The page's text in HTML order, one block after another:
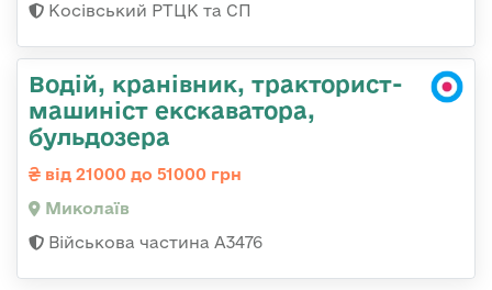
Косівський РТЦК та СП
Водій, кранівник, тракторист-
машиніст екскаватора,
бульдозера
від 21000 до 51000 грн
Миколаїв
Військова частина А3476